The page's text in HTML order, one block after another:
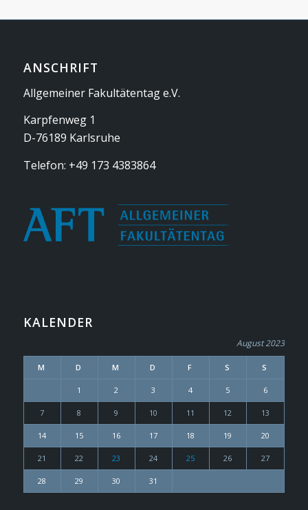
ANSCHRIFT
Allgemeiner Fakultätentag e.V.
Karpfenweg 1
D-76189 Karlsruhe
Telefon: +49 173 4383864
KALENDER
August 2023
M D M D F S S
1 2 3 4 5 6
7 8 9 10 11 12 13
14 15 16 17 18 19 20
21 22 23 24 25 26 27
28 29 30 31